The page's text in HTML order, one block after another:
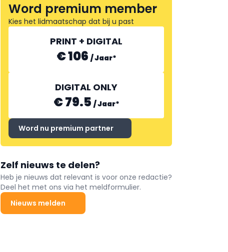
Word premium member
Kies het lidmaatschap dat bij u past
PRINT + DIGITAL
€ 106 /Jaar*
DIGITAL ONLY
€ 79.5 /Jaar*
Word nu premium partner
Zelf nieuws te delen?
Heb je nieuws dat relevant is voor onze redactie?
Deel het met ons via het meldformulier.
Nieuws melden